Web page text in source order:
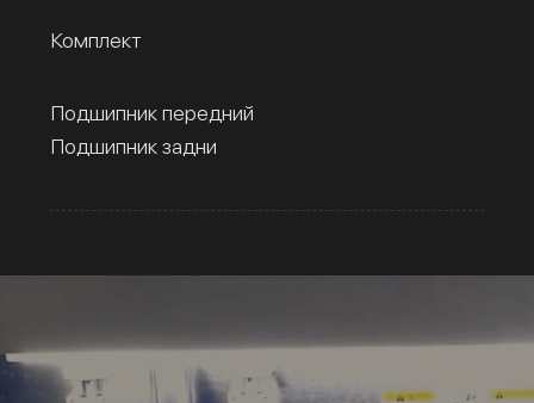
Комплект
Подшипник передний
Подшипник задни